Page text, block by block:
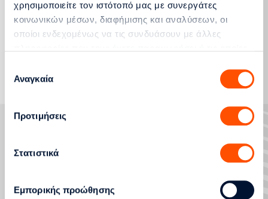
χρησιμοποιείτε τον ιστότοπό μας με συνεργάτες
κοινωνικών μέσων, διαφήμισης και αναλύσεων, οι
οποίοι ενδεχομένως να τις συνδυάσουν με άλλες
των υπηρεσιών τους.
συγκατάθεσης
Αναγκαία
Προτιμήσεις
Στατιστικά
Εμπορικής προώθησης